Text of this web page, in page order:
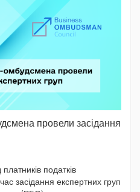
провели засідання
податків
засідання експертних груп